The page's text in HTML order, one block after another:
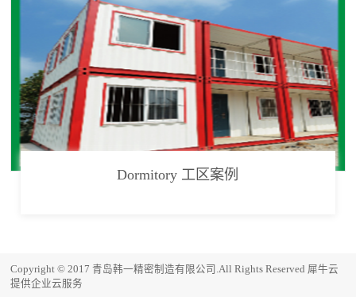
Dormitory 工区案例
Copyright © 2017 青岛韩一精密制造有限公司.All Rights Reserved 犀牛云
提供企业云服务